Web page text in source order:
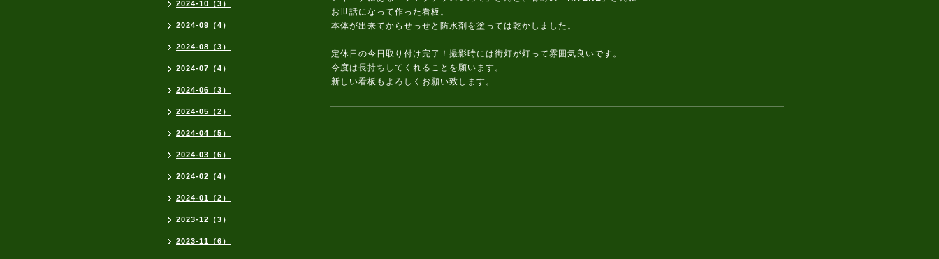
お世話になって作った看板。
本体が出来てからせっせと防水剤を塗っては乾かしました。
定休日の今日取り付け完了！撮影時には街灯が灯って雰囲気良いです。
今度は長持ちしてくれることを願います。
新しい看板もよろしくお願い致します。
2024-10（3）
2024-09（4）
2024-08（3）
2024-07（4）
2024-06（3）
2024-05（2）
2024-04（5）
2024-03（6）
2024-02（4）
2024-01（2）
2023-12（3）
2023-11（6）